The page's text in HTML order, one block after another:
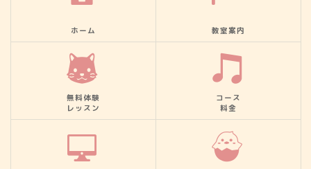
ホーム 教室案内
無料体験
レッスン
コース
料金